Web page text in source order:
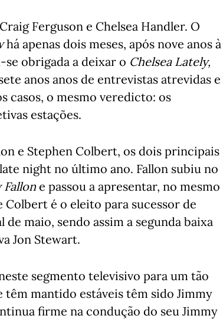
Ferguson e Chelsea Handler. O
há apenas dois meses, após nove anos à
obrigada a deixar o Chelsea Lately,
anos anos de entrevistas atrevidas e
casos, o mesmo veredicto: os
estações.
e Stephen Colbert, os dois principais
night no último ano. Fallon subiu no
e passou a apresentar, no mesmo
Colbert é o eleito para sucessor de
maio, sendo assim a segunda baixa
Jon Stewart.
segmento televisivo para um tão
mantido estáveis têm sido Jimmy
firme na condução do seu Jimmy